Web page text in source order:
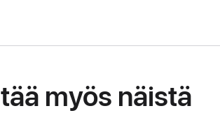
myös näistä